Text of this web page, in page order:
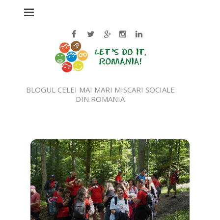
BLOGUL CELEI MAI MARI MISCARI SOCIALE
DIN ROMANIA